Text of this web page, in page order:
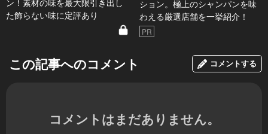
ン！素材の味を最大限引き出し
た飾らない味に定評あり
ション。極上のシャンパンを味
わえる厳選店舗を一挙紹介！
PR
この記事へのコメント コメントする
コメントはまだありません。